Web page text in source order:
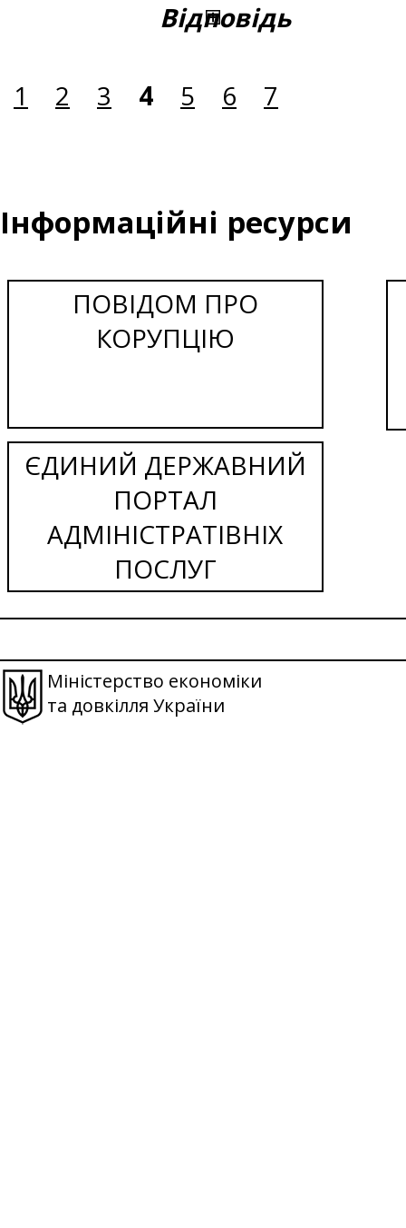
Відповідь
1 2 3 4 5 6 7
Інформаційні ресурси
ПОВІДОМ ПРО
КОРУПЦІЮ
ЄДИНИЙ ДЕРЖАВНИЙ
ПОРТАЛ
АДМІНІСТРАТІВНІХ
ПОСЛУГ
Міністерство економіки
та довкілля України